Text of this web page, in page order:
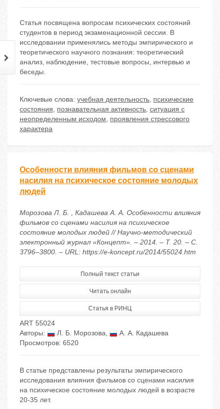
Статья посвящена вопросам психических состояний
студентов в период экзаменационной сессии. В
исследовании применялись методы эмпирического и
теоретического научного познания: теоретический
анализ, наблюдение, тестовые вопросы, интервью и
беседы.
Ключевые слова: учебная деятельность, психические
состояния, познавательная активность, ситуация с
неопределенным исходом, проявления стрессового
характера
Особенности влияния фильмов со сценами
насилия на психическое состояние молодых
людей
Морозова Л. Б. , Кадашева А. А. Особенности влияния
фильмов со сценами насилия на психическое
состояние молодых людей // Научно-методический
электронный журнал «Концепт». – 2014. – Т. 20. – С.
3796–3800. – URL: https://e-koncept.ru/2014/55024.htm
Полный текст статьи
Читать онлайн
Статья в РИНЦ
ART 55024
Авторы:
Л. Б. Морозова,
А. А. Кадашева
Просмотров: 6520
В статье представлены результаты эмпирического
исследования влияния фильмов со сценами насилия
на психическое состояние молодых людей в возрасте
20-35 лет.